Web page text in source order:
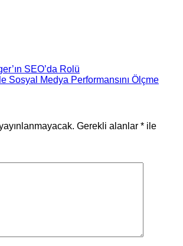
SEO’da Rolü
Sosyal Medya Performansını Ölçme
Gerekli alanlar * ile